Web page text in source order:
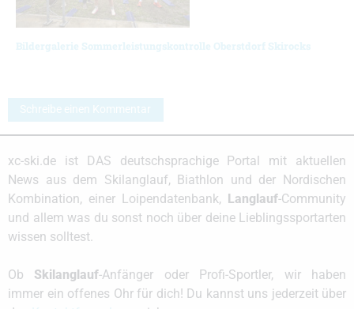
Bildergalerie Sommerleistungskontrolle Oberstdorf Skirocks
Schreibe einen Kommentar
xc-ski.de ist DAS deutschsprachige Portal mit aktuellen
News aus dem Skilanglauf, Biathlon und der Nordischen
Kombination, einer Loipendatenbank, Langlauf-Community
und allem was du sonst noch über deine Lieblingssportarten
wissen solltest.
Ob Skilanglauf-Anfänger oder Profi-Sportler, wir haben
immer ein offenes Ohr für dich! Du kannst uns jederzeit über